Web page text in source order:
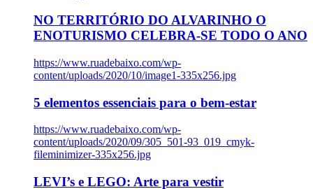
NO TERRITÓRIO DO ALVARINHO O
ENOTURISMO CELEBRA-SE TODO O ANO
https://www.ruadebaixo.com/wp-
content/uploads/2020/10/image1-335x256.jpg
5 elementos essenciais para o bem-estar
https://www.ruadebaixo.com/wp-
content/uploads/2020/09/305_501-93_019_cmyk-
fileminimizer-335x256.jpg
LEVI’s e LEGO: Arte para vestir